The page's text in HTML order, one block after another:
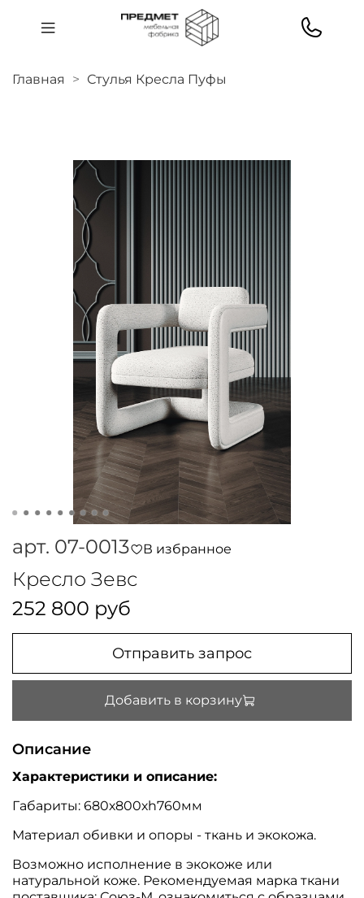
Главная Стулья Кресла Пуфы
арт. 07-0013 В избранное
Кресло Зевс
252 800 руб
Отправить запрос
Добавить в корзину
Описание
Характеристики и описание:
Габариты: 680х800хh760мм
Материал обивки и опоры - ткань и экокожа.
Возможно исполнение в экокоже или
натуральной коже. Рекомендуемая марка ткани